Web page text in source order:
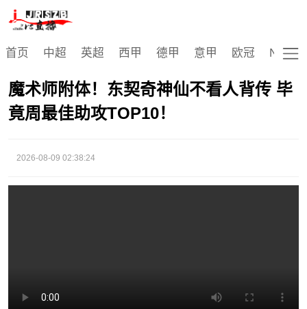
首页 中超 英超 西甲 德甲 意甲 欧冠 NBA
魔术师附体！东契奇神仙不看人背传 毕
竟周最佳助攻TOP10！
2026-08-09 02:38:24